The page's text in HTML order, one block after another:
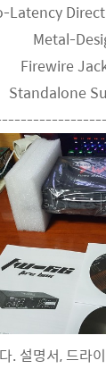
Latency
Metal-
Firewire
Standalone
. 설명서, 드라